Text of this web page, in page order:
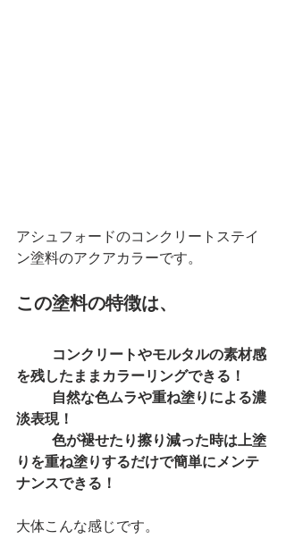
アシュフォードのコンクリートステイ
ン塗料のアクアカラーです。
この塗料の特徴は、
コンクリートやモルタルの素材感
を残したままカラーリングできる！
自然な色ムラや重ね塗りによる濃
淡表現！
色が褪せたり擦り減った時は上塗
りを重ね塗りするだけで簡単にメンテ
ナンスできる！
大体こんな感じです。